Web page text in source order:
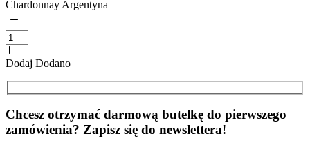
Chardonnay Argentyna
Dodaj Dodano
Chcesz otrzymać darmową butelkę do pierwszego
zamówienia? Zapisz się do newslettera!